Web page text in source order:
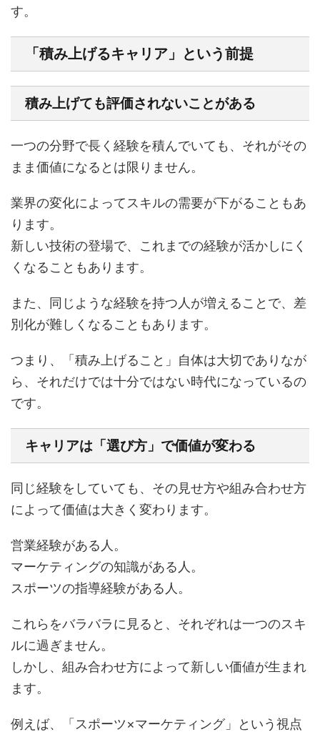
す。
「積み上げるキャリア」という前提
積み上げても評価されないことがある
一つの分野で長く経験を積んでいても、それがその
まま価値になるとは限りません。
業界の変化によってスキルの需要が下がることもあ
ります。
新しい技術の登場で、これまでの経験が活かしにく
くなることもあります。
また、同じような経験を持つ人が増えることで、差
別化が難しくなることもあります。
つまり、「積み上げること」自体は大切でありなが
ら、それだけでは十分ではない時代になっているの
です。
キャリアは「選び方」で価値が変わる
同じ経験をしていても、その見せ方や組み合わせ方
によって価値は大きく変わります。
営業経験がある人。
マーケティングの知識がある人。
スポーツの指導経験がある人。
これらをバラバラに見ると、それぞれは一つのスキ
ルに過ぎません。
しかし、組み合わせ方によって新しい価値が生まれ
ます。
例えば、「スポーツ×マーケティング」という視点